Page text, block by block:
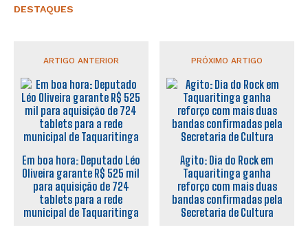
DESTAQUES
ARTIGO ANTERIOR
Em boa hora: Deputado Léo
Oliveira garante R$ 525 mil
para aquisição de 724
tablets para a rede
municipal de Taquaritinga
PRÓXIMO ARTIGO
Agito: Dia do Rock em
Taquaritinga ganha
reforço com mais duas
bandas confirmadas pela
Secretaria de Cultura